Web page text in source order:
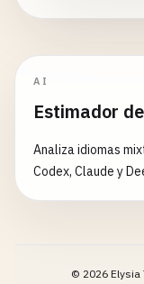
AI
Estimador
Analiza idiomas
Codex, Claude y
© 2026 Elysia